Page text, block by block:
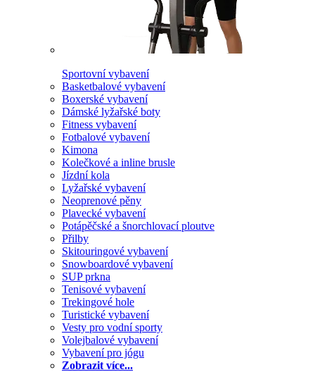
Sportovní vybavení
Basketbalové vybavení
Boxerské vybavení
Dámské lyžařské boty
Fitness vybavení
Fotbalové vybavení
Kimona
Kolečkové a inline brusle
Jízdní kola
Lyžařské vybavení
Neoprenové pěny
Plavecké vybavení
Potápěčské a šnorchlovací ploutve
Přilby
Skitouringové vybavení
Snowboardové vybavení
SUP prkna
Tenisové vybavení
Trekingové hole
Turistické vybavení
Vesty pro vodní sporty
Volejbalové vybavení
Vybavení pro jógu
Zobrazit více...